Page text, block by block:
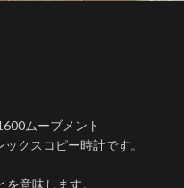
ムーブメント
クスコピー時計です。
意味します。